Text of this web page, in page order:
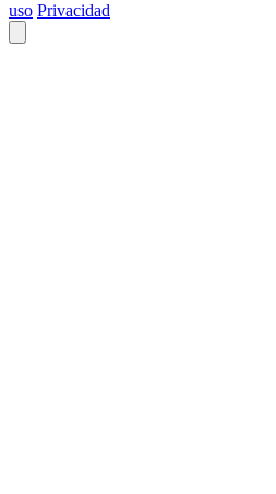
uso Privacidad